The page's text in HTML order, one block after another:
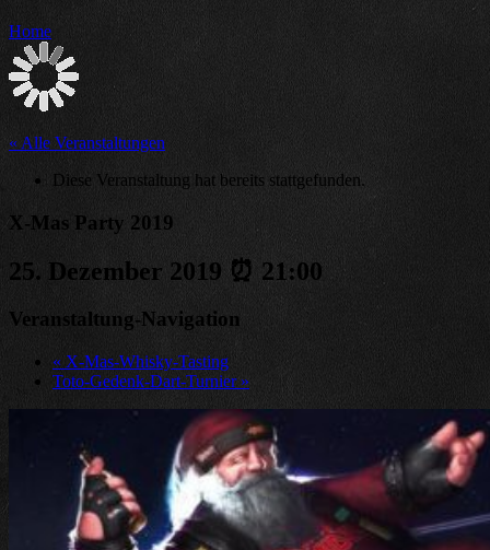
Home
« Alle Veranstaltungen
Diese Veranstaltung hat bereits stattgefunden.
X-Mas Party 2019
25. Dezember 2019 ⏰ 21:00
Veranstaltung-Navigation
« X-Mas-Whisky-Tasting
Toto-Gedenk-Dart-Turnier»